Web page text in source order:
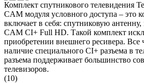
Комплект спутникового телевидения
CAM модуля условного доступа – это
включает в себя: спутниковую
CAM CI+ Full HD. Такой комплект
приобретении внешнего ресивера.
наличие специального CI+ разъема в
разъема поддерживает большинство
телевизоров.
(10)